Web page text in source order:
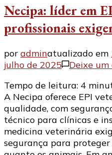
Necipa: líder em
profissionais
por adminatualizado em
julho de 2025
Deixe
Tempo de leitura: 4
A Necipa oferece EPI
qualidade, com
técnico para clínicas e
medicina veterinária
segurança para